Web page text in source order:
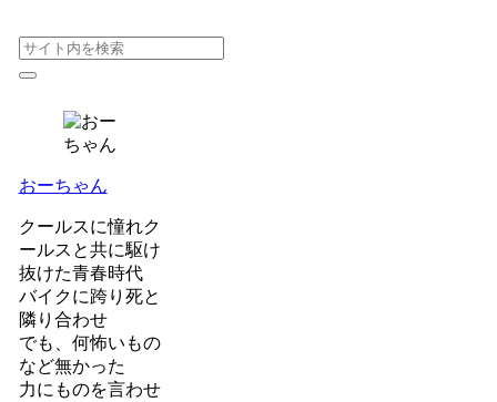
おーちゃん
クールスに憧れク
ールスと共に駆け
抜けた青春時代
バイクに跨り死と
隣り合わせ
でも、何怖いもの
など無かった
力にものを言わせ